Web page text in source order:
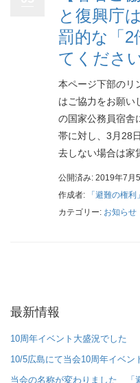
と復興庁
罰的な「2
てくださ
本ページ下部のリ
はご協力をお願い
の国家公務員宿舎
帯に対し、3月28
去しない場合は
公開済み: 2019年7月
作成者:
「避難の権
カテゴリー: お知らせ
最新情報
10周年イベント大盛況でした
10/5広島にて当会10周年イベン
当会の名称が変わりました 「